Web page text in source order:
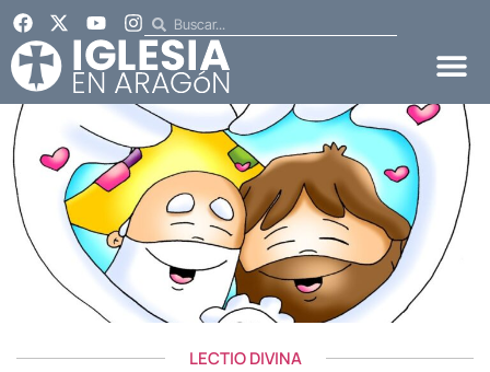
LECTIO DIVINA